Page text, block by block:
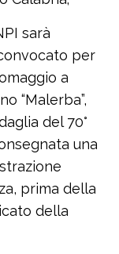
sarà
per
a
“Malerba”,
del 70°
una
prima della
della